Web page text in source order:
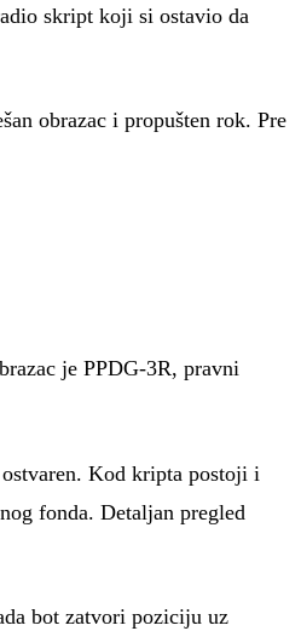
skript koji si ostavio da
obrazac i propušten rok. Pre
je PPDG-3R, pravni
Kod kripta postoji i
fonda. Detaljan pregled
bot zatvori poziciju uz